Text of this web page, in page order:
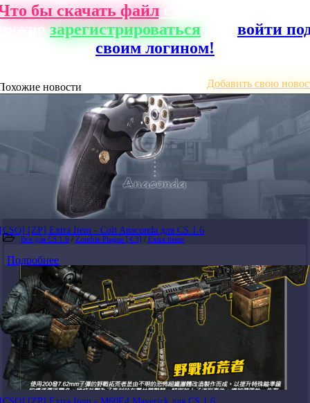
бы скачать файлс нашего сайта,
зарегистрироваться
войти
своим логином!
новости Добавить свою
[CSO] [ZP] Extra Item - Colt Anaconda для CS 1.6
Все для CS 1.6 / Zombie Plague [4.3] / Extra items
Подробнее